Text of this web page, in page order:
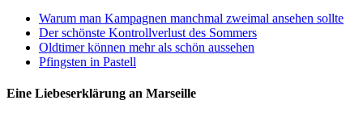
Warum man Kampagnen manchmal zweimal ansehen sollte
Der schönste Kontrollverlust des Sommers
Oldtimer können mehr als schön aussehen
Pfingsten in Pastell
Eine Liebeserklärung an Marseille